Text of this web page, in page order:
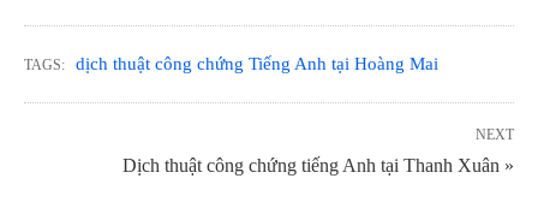
TAGS: dịch thuật công chứng Tiếng Anh tại Hoàng Mai
NEXT
Dịch thuật công chứng tiếng Anh tại Thanh Xuân »